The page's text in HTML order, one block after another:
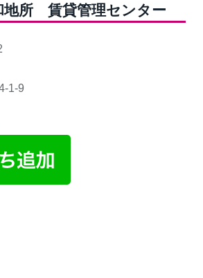
地所 賃貸管理センター
1-9